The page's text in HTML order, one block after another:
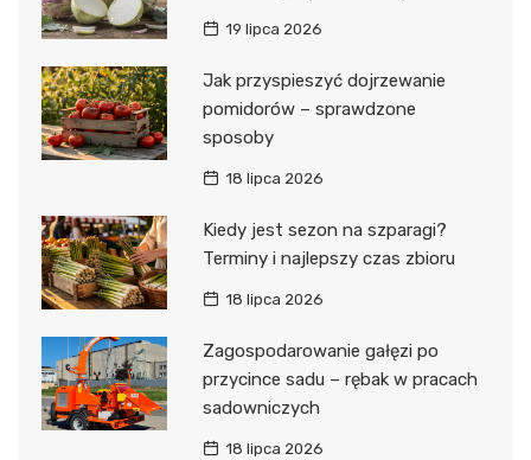
19 lipca 2026
Jak przyspieszyć dojrzewanie
pomidorów – sprawdzone
sposoby
18 lipca 2026
Kiedy jest sezon na szparagi?
Terminy i najlepszy czas zbioru
18 lipca 2026
Zagospodarowanie gałęzi po
przycince sadu – rębak w pracach
sadowniczych
18 lipca 2026